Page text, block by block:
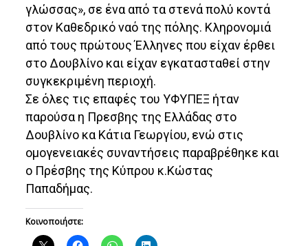
γλώσσας», σε ένα από τα στενά πολύ κοντά
στον Καθεδρικό ναό της πόλης. Κληρονομιά
από τους πρώτους Έλληνες που είχαν έρθει
στο Δουβλίνο και είχαν εγκατασταθεί στην
συγκεκριμένη περιοχή.
Σε όλες τις επαφές του ΥΦΥΠΕΞ ήταν
παρούσα η Πρεσβης της Ελλάδας στο
Δουβλίνο κα Κάτια Γεωργίου, ενώ στις
ομογενειακές συναντήσεις παραβρέθηκε και
ο Πρέσβης της Κύπρου κ.Κώστας
Παπαδήμας.
Κοινοποιήστε: